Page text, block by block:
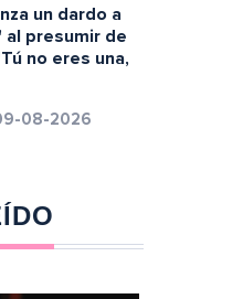
un dardo a
presumir de
no eres una,
08-2026